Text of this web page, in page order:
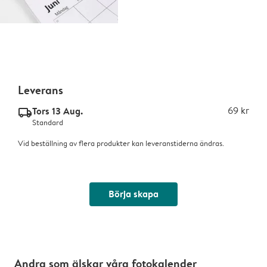
Leverans
delivery_standard_v2Tors 13 Aug. 69 kr
Standard
Vid beställning av flera produkter kan leveranstiderna ändras.
Börja skapa
Andra som älskar våra fotokalender